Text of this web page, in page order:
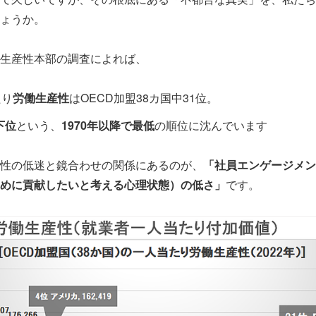
うか。
産性本部の調査によれば、
労働生産性はOECD加盟38カ国中31位。
位という、 1970年以降で最低の順位に沈んでいます
の低迷と鏡合わせの関係にあるのが、
「社員エンゲージメ
に貢献したいと考える心理状態）の低さ」 です。